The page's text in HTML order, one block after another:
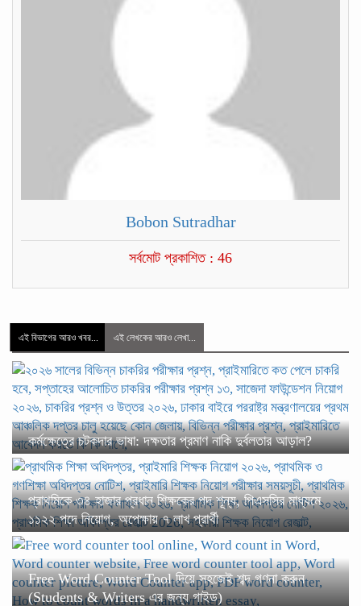
Bobon Sutradhar
সর্বমোট প্রকাশিত : 46
এই বিভাগের আরও খবর... এই লেখকের আরও লেখা...
কর্মক্ষেত্রে চটকদার ভাষা: দক্ষতার প্রমাণ নাকি দুর্বলতার আড়াল?
প্রাথমিকে ৩৪ হাজার প্রধান শিক্ষকের পদ শূন্য, পিএসসির মাধ্যমে
১১২২ পদে নিয়োগ, অপেক্ষায় ৭ লাখ প্রার্থী
Free Word Counter Tool দিয়ে সহজেই শব্দ গণনা করুন
(Students & Writers এর জন্য গাইড)